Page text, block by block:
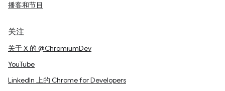
播客和节目
关注
关于 X 的 @ChromiumDev
YouTube
LinkedIn 上的 Chrome for Developers